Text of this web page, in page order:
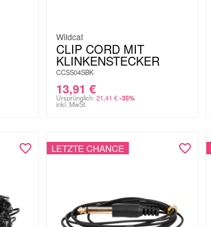
Wildcat
CLIP CORD MIT
KLINKENSTECKER
CCSS04SBK
13,91 €
Ursprünglich: 21,41 € -35%
inkl. MwSt.
LETZTE CHANCE